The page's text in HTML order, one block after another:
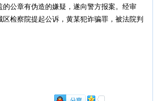
公章有伪造的嫌疑，遂向警方报案。经审
检察院提起公诉，黄某犯诈骗罪，被法院判